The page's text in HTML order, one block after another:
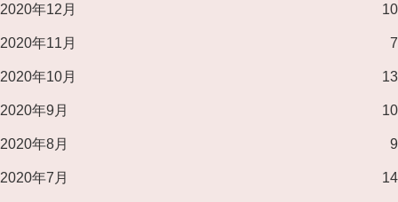
2020年12月 10
2020年11月 7
2020年10月 13
2020年9月 10
2020年8月 9
2020年7月 14